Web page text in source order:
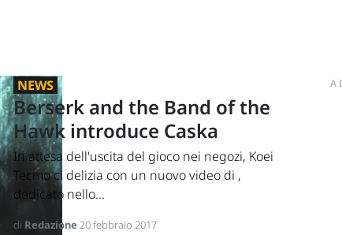
NEWS
Berserk and the Band of the
Hawk introduce Caska
In attesa dell'uscita del gioco nei negozi, Koei
Tecmo ci delizia con un nuovo video di ,
dedicato nello...
di Redazione20 febbraio 2017